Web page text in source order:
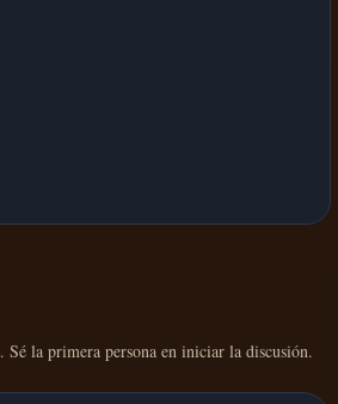
Sé la primera persona en iniciar la discusión.